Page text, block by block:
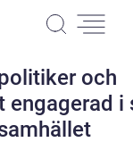
och
engagerad i